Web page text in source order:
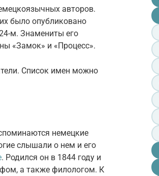
авторов.
было опубликовано
м. Знамениты его
«Замок» и «Процесс».
Список имен можно
немецкие
слышали о нем и его
. Родился он в 1844 году и
а также филологом. К